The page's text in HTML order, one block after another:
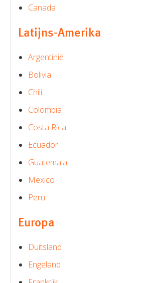
Canada
Latijns-Amerika
Argentinië
Bolivia
Chili
Colombia
Costa Rica
Ecuador
Guatemala
Mexico
Peru
Europa
Duitsland
Engeland